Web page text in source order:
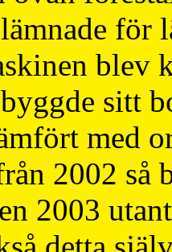
för
blev
sitt
med
2002 så
2003